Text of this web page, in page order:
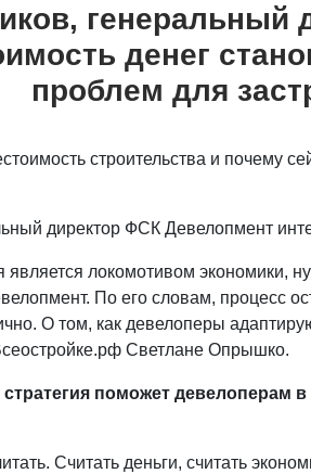
генеральный
денег
проблем для
строительства и почему
является локомотивом экономики,
По его словам, процесс
О том, как девелоперы
Светлане Опрышко.
поможет девелоперам в
Считать деньги, считать